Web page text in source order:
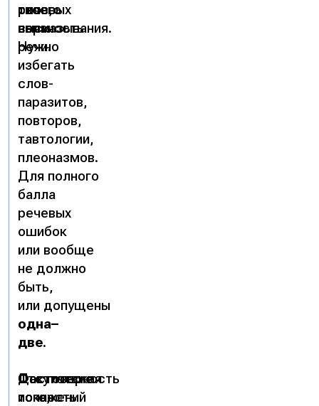
речевых
норм
слов,
связность
речи.
твоего
высказывания.
Нужно
избегать
слов-
паразитов,
повторов,
тавтологии,
плеоназмов.
Для полного
балла
речевых
ошибок
или вообще
не должно
быть,
или допущены
одна–
две.
Фактическая
точность
Отсутствие
искажений
Достоверность
того,